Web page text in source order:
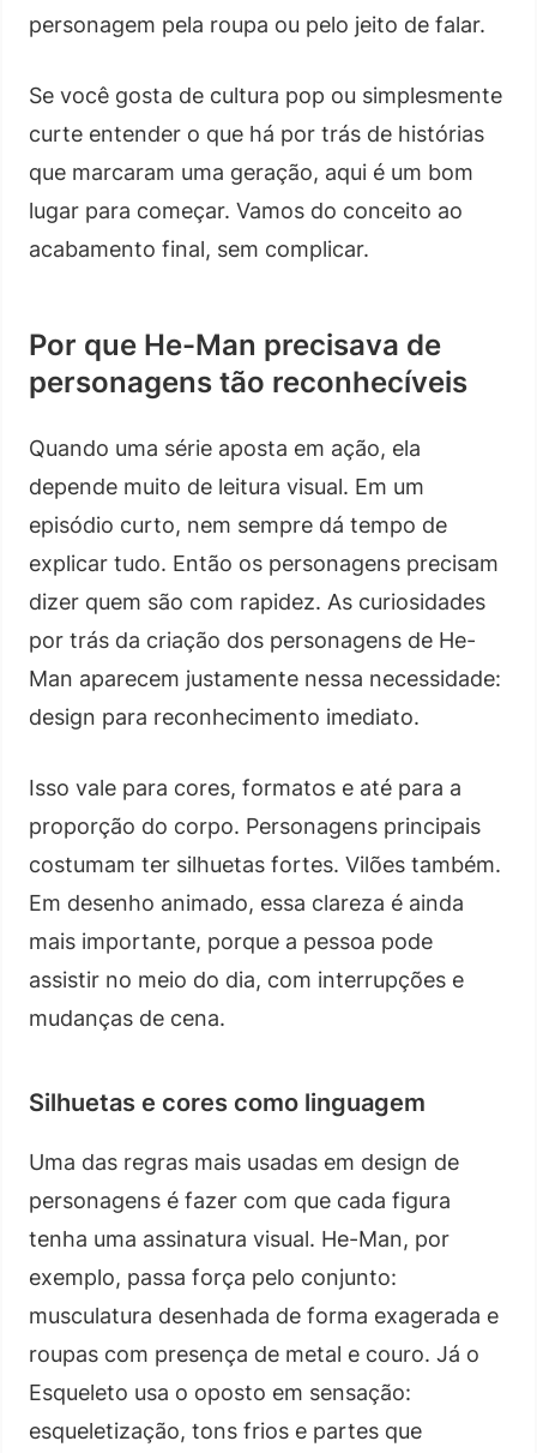
personagem pela roupa ou pelo jeito de falar.
Se você gosta de cultura pop ou simplesmente
curte entender o que há por trás de histórias
que marcaram uma geração, aqui é um bom
lugar para começar. Vamos do conceito ao
acabamento final, sem complicar.
Por que He-Man precisava de
personagens tão reconhecíveis
Quando uma série aposta em ação, ela
depende muito de leitura visual. Em um
episódio curto, nem sempre dá tempo de
explicar tudo. Então os personagens precisam
dizer quem são com rapidez. As curiosidades
por trás da criação dos personagens de He-
Man aparecem justamente nessa necessidade:
design para reconhecimento imediato.
Isso vale para cores, formatos e até para a
proporção do corpo. Personagens principais
costumam ter silhuetas fortes. Vilões também.
Em desenho animado, essa clareza é ainda
mais importante, porque a pessoa pode
assistir no meio do dia, com interrupções e
mudanças de cena.
Silhuetas e cores como linguagem
Uma das regras mais usadas em design de
personagens é fazer com que cada figura
tenha uma assinatura visual. He-Man, por
exemplo, passa força pelo conjunto:
musculatura desenhada de forma exagerada e
roupas com presença de metal e couro. Já o
Esqueleto usa o oposto em sensação:
esqueletização, tons frios e partes que